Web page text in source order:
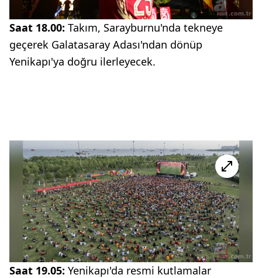
Saat 18.00: Takım, Sarayburnu'nda tekneye
geçerek Galatasaray Adası'ndan dönüp
Yenikapı'ya doğru ilerleyecek.
Saat 19.05: Yenikapı'da resmi kutlamalar